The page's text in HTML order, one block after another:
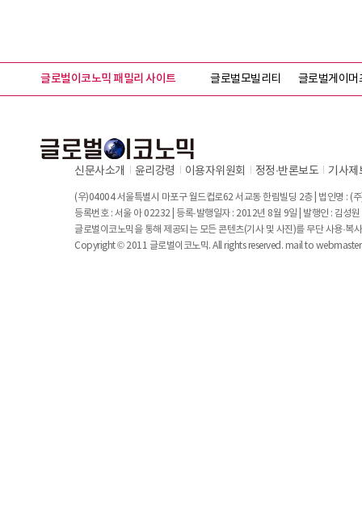
글로벌이코노믹 패밀리 사이트 글로벌모빌리티 글로벌게이머
신문사소개 윤리강령 이용자위원회 정정∙반론보도 기사제
(우)04004 서울특별시 마포구 월드컵로62 서교동 한림빌딩 2층 | 법인명 : (
등록번호 : 서울 아 02232 | 등록·발행일자 : 2012년 8월 9일 | 발행인 : 김성
글로벌이코노믹을 통해 제공되는 모든 콘텐츠(기사 및 사진)를 무단 사용·복
Copyright © 2011 글로벌이코노믹. All rights reserved. mail to